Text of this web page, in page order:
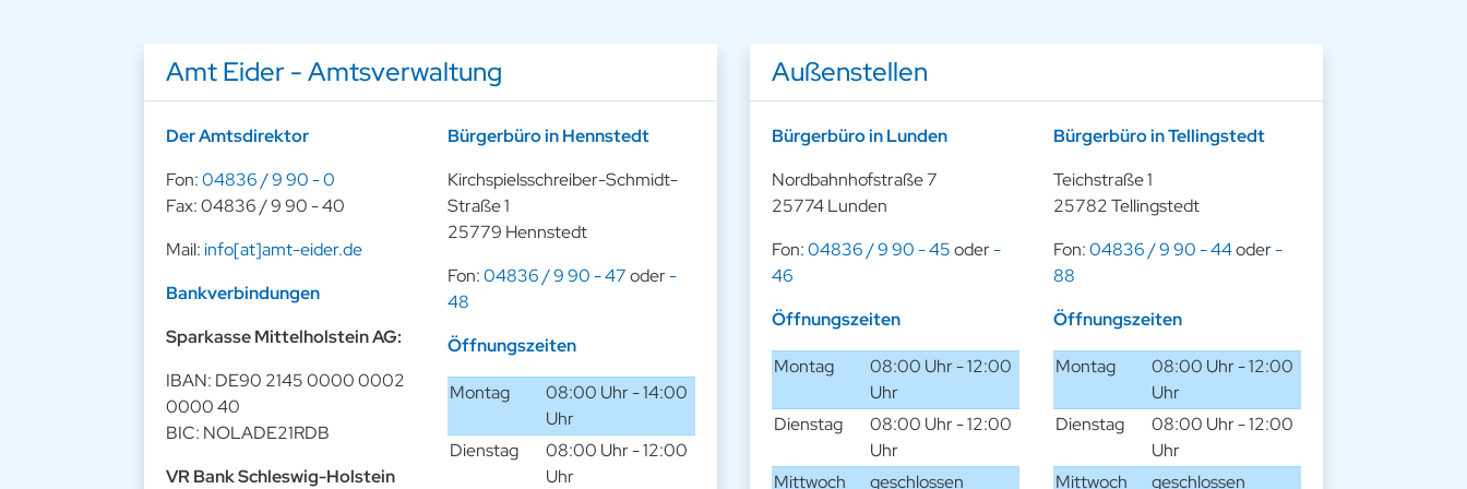
Amt Eider - Amtsverwaltung
Der Amtsdirektor
Fon:04836 / 9 90 - 0
Fax: 04836 / 9 90 - 40
Mail:info[at]amt-eider.de
Bankverbindungen
Sparkasse Mittelholstein AG:
IBAN: DE90 2145 0000 0002
0000 40
BIC: NOLADE21RDB
VR Bank Schleswig-Holstein
Bürgerbüro in Hennstedt
Kirchspielsschreiber-Schmidt-
Straße 1
25779 Hennstedt
Fon:04836 / 9 90 - 47oder-
48
Öffnungszeiten
Montag
08:00 Uhr - 14:00
Uhr
Dienstag
08:00 Uhr - 12:00
Uhr
Außenstellen
Bürgerbüro in Lunden
Nordbahnhofstraße 7
25774 Lunden
Fon:04836 / 9 90 - 45oder-
46
Öffnungszeiten
Montag
08:00 Uhr - 12:00
Uhr
Dienstag
08:00 Uhr - 12:00
Uhr
Mittwoch
geschlossen
Bürgerbüro in Tellingstedt
Teichstraße 1
25782 Tellingstedt
Fon:04836 / 9 90 - 44oder-
88
Öffnungszeiten
Montag
08:00 Uhr - 12:00
Uhr
Dienstag
08:00 Uhr - 12:00
Uhr
Mittwoch
geschlossen